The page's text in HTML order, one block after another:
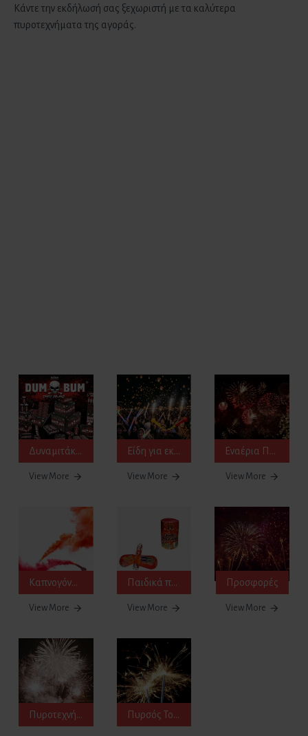
Κάντε την εκδήλωσή σας ξεχωριστή με τα καλύτερα
πυροτεχνήματα της αγοράς.
Δυναμιτάκια κρότου flash-banger
View More
Είδη για εκδηλώσεις
View More
Εναέρια Πυροτεχνήματα
View More
Καπνογόνα & Βεγγαλικά
View More
Παιδικά πυροτεχνήματα - Δυναμιτάκια
View More
Προσφορές
View More
Πυροτεχνήματα Γάμου Πυρσός Τούρτας - Sparklers